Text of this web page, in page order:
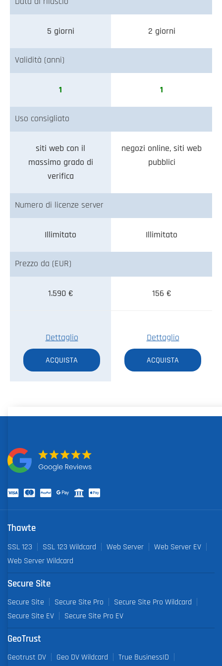
5 giorni 2 giorni
Validità (anni)
1 1
Uso consigliato
siti web con il
massimo grado di
verifica
negozi online, siti web
pubblici
Numero di licenze server
Illimitato Illimitato
Prezzo da (EUR)
1.590 € 156 €
Dettaglio
ACQUISTA
Dettaglio
ACQUISTA
Thawte
SSL 123 SSL 123 Wildcard Web Server
Web Server EV
Web Server Wildcard
Secure Site
Secure Site Secure Site Pro
Secure Site Pro Wildcard
Secure Site EV
Secure Site Pro EV
GeoTrust
Geotrust DV Geo DV Wildcard
True BusinessID